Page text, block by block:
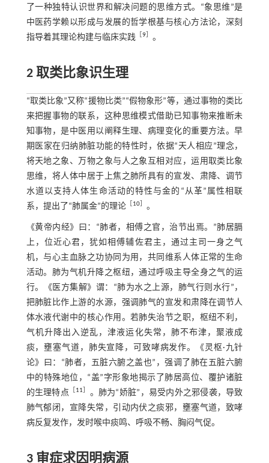
了一种独特认识世界和解决问题的思维方式。“象思维”是
中医药学赖以形成与发展的哲学根基与核心方法论，深刻
指导着其理论构建与临床实践
9］ 。
2 取类比象识生理
“取类比象”又称“援物比类”“假物象形”等，通过事物的类比
来把握事物的联系，这种思维模式借助已知事物来推断未
知事物，是中医用以阐释生理、病理变化的重要方法。早
期医家在归纳肺脏功能的特性时，依据“天人相应”理念，
将天地之象、万物之象与人之象互相对应，运用取类比象
思维，将人体中居于上焦之肺所具有的宣发、肃降、调节
水道以支持人体生命活动的特性与金的“从革”属性相联
系，提出了“肺属金”的理论［ 10］ 。
《黄帝内经》曰：“肺者，相傅之官，治节出焉。”肺居膈
上，位近心君，犹如相傅辅佐君主，通过主司一身之气
机，与心主血脉之功协同为用，共同维系人体正常的生命
活动。肺为气机升降之枢纽，通过呼吸主导全身之气的运
行。《医方集解》谓：“肺为水之上源，肺气行则水行”，
把肺脏比作上游的水源，强调肺气的宣发和肃降在调节人
体水液代谢中的核心作用。若肺失治节之职，枢纽不利，
气机升降出入逆乱，津液运化失常，肺不布津，聚液成
痰，壅塞气道，肺失宣降，可致哮病发作。《灵枢·九针
论》曰：“肺者，五脏六腑之盖也”，强调了肺在五脏六腑
中的特殊地位，“盖”字形象地揭示了肺居高位、覆护诸脏
的生理特点
11
。肺为“娇脏”，易受内外之邪侵袭，导致
肺气郁闭，宣降失常，引动内伏之痰邪，壅塞气道，致哮
病反复发作，发时喉中痰鸣、呼吸不畅、胸闷气促。
3 审症求因明病源